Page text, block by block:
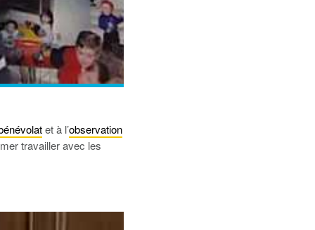
et à l’observation
travailler avec les